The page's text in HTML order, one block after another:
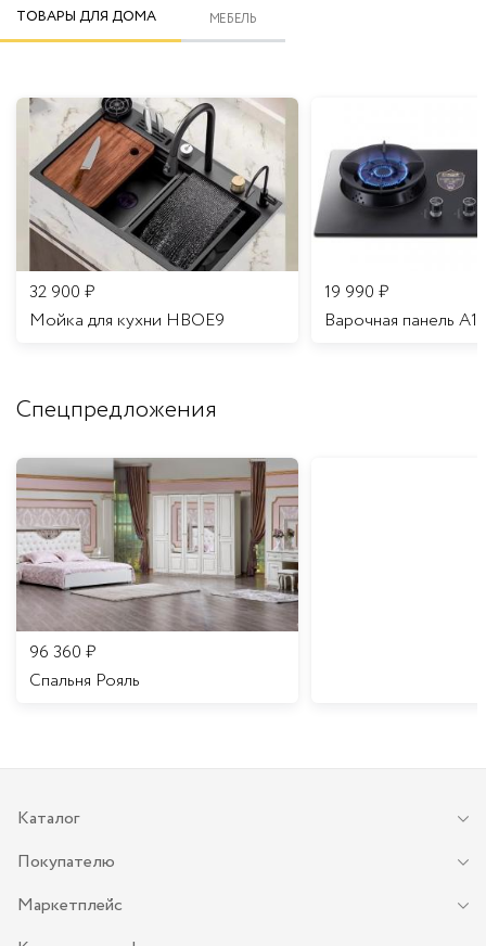
ТОВАРЫ ДЛЯ ДОМА МЕБЕЛЬ
32 900 ₽
Мойка для кухни HBOE9
19 990 ₽
Варочная панель A16
Спецпредложения
96 360 ₽
Спальня Рояль
Каталог
Покупателю
Маркетплейс